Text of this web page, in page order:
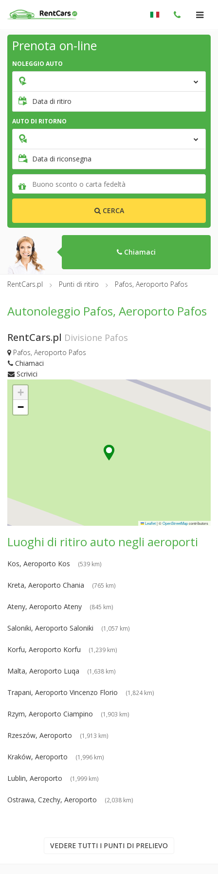
Prenota on-line
NOLEGGIO AUTO
Data di ritiro
AUTO DI RITORNO
Data di riconsegna
CERCA
Chiamaci
RentCars.pl Punti di ritiro Pafos, Aeroporto Pafos
Autonoleggio Pafos, Aeroporto Pafos
RentCars.pl Divisione Pafos
Pafos, Aeroporto Pafos
Chiamaci
Scrivici
+
−
Leaflet|©OpenStreetMapcontributors
Luoghi di ritiro auto negli aeroporti
Kos, Aeroporto Kos (539 km)
Kreta, Aeroporto Chania (765 km)
Ateny, Aeroporto Ateny (845 km)
Saloniki, Aeroporto Saloniki (1,057 km)
Korfu, Aeroporto Korfu (1,239 km)
Malta, Aeroporto Luqa (1,638 km)
Trapani, Aeroporto Vincenzo Florio (1,824 km)
Rzym, Aeroporto Ciampino (1,903 km)
Rzeszów, Aeroporto (1,913 km)
Kraków, Aeroporto (1,996 km)
Lublin, Aeroporto (1,999 km)
Ostrawa, Czechy, Aeroporto (2,038 km)
VEDERE TUTTI I PUNTI DI PRELIEVO